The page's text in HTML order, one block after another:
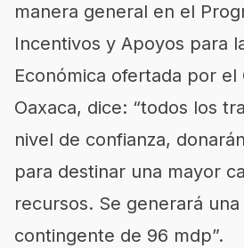
manera general en el
Incentivos y Apoyos para
Económica ofertada por el
Oaxaca, dice: “todos los
nivel de confianza,
para destinar una mayor
recursos. Se generará una
contingente de 96 mdp”.